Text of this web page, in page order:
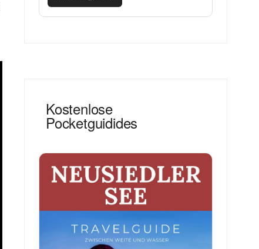
Kostenlose
Pocketguidides